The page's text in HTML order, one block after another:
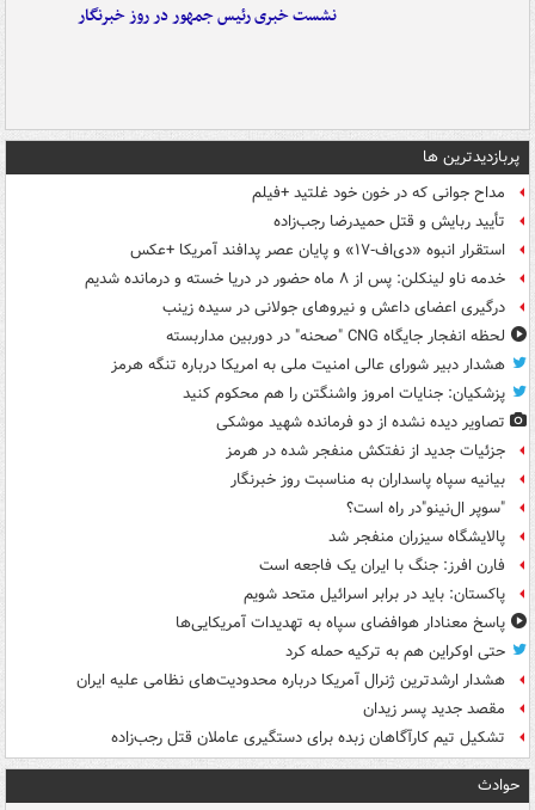
نشست خبری رئیس جمهور در روز خبرنگار
پربازدیدترین ها
مداح جوانی که در خون خود غلتید +فیلم
تأیید ربایش و قتل حمیدرضا رجب‌زاده
استقرار انبوه «دی‌اف‑۱۷» و پایان عصر پدافند آمریکا +عکس
خدمه ناو لینکلن: پس از ۸ ماه حضور در دریا خسته و درمانده‌ شدیم
درگیری اعضای داعش و نیروهای جولانی در سیده زینب
لحظه انفجار جایگاه CNG "صحنه" در دوربین مداربسته
هشدار دبیر شورای عالی امنیت ملی به امریکا درباره تنگه هرمز
پزشکیان: جنایات امروز واشنگتن را هم محکوم کنید
تصاویر دیده‌ نشده از دو فرمانده شهید موشکی
جزئیات جدید از نفتکش منفجر شده در هرمز
بیانیه سپاه پاسداران به مناسبت روز خبرنگار
"سوپر ال‌نینو"در راه است؟
پالایشگاه سیزران منفجر شد
فارن افرز: جنگ با ایران یک فاجعه است
پاکستان: باید در برابر اسرائیل متحد شویم
پاسخ معنادار هوافضای سپاه به تهدیدات آمریکایی‌ها
حتی اوکراین هم به ترکیه حمله کرد
هشدار ارشدترین ژنرال آمریکا درباره محدودیت‌های نظامی علیه ایران
مقصد جدید پسر زیدان
تشکیل تیم کارآگاهان زبده برای دستگیری عاملان قتل رجب‌زاده
حوادث